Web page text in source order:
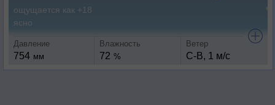
ощущается как +18
ясно
Давление
754 мм
Влажность
72 %
Ветер
С-В, 1 м/с